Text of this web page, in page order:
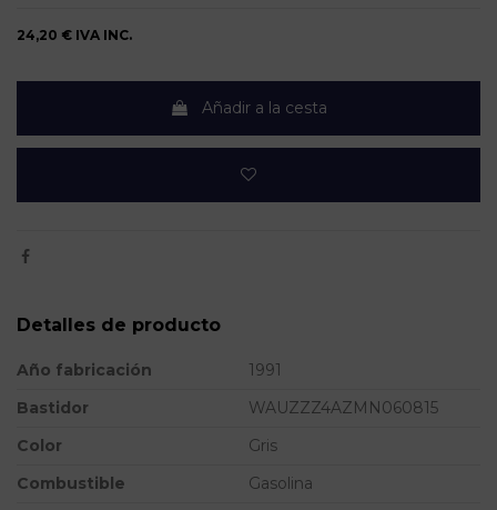
24,20 € IVA INC.
Añadir a la cesta
Detalles de producto
Año fabricación
1991
Bastidor
WAUZZZ4AZMN060815
Color
Gris
Combustible
Gasolina